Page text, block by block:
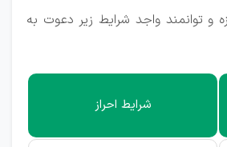
و توانمند واجد شرایط زیر دعوت به
شرایط احراز